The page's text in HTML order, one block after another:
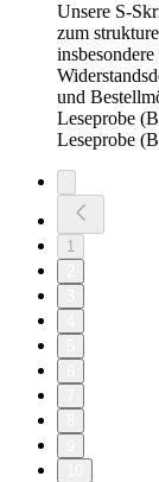
Unsere S-
zum
und
Leseprobe
Leseprobe
1